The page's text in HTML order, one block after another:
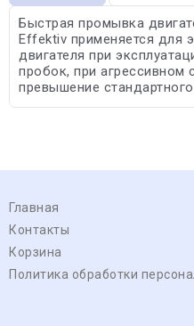
Быстрая промывка
Effektiv применяется для
двигателя при
пробок, при агрессивном
превышение
Главная
Контакты
Корзина
Политика обработки